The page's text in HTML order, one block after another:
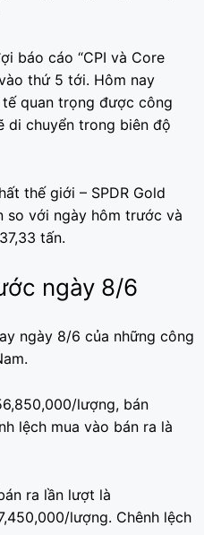
báo cáo “CPI và Core
thứ 5 tới. Hôm nay
quan trọng được công
di chuyển trong biên độ
thế giới – SPDR Gold
so với ngày hôm trước và
tấn.
ngày 8/6
ngày 8/6 của những công
lượng, bán
lệch mua vào bán ra là
ra lần lượt là
lượng. Chênh lệch